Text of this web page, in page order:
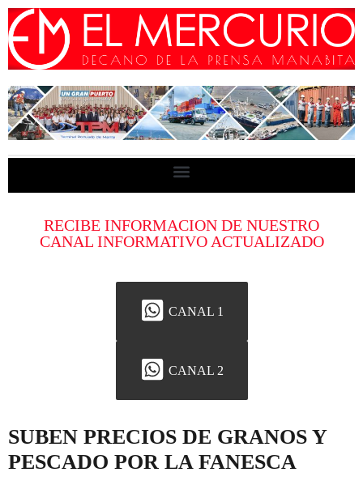
RECIBE INFORMACION DE NUESTRO
CANAL INFORMATIVO ACTUALIZADO
CANAL 1
CANAL 2
SUBEN PRECIOS DE GRANOS Y
PESCADO POR LA FANESCA